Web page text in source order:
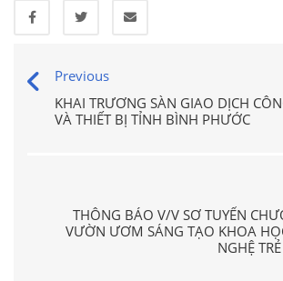
Previous
KHAI TRƯƠNG SÀN GIAO DỊCH
VÀ THIẾT BỊ TỈNH BÌNH PHƯỚC
THÔNG BÁO V/V SƠ TUYỂN
VƯỜN ƯƠM SÁNG TẠO KHOA
NGHỆ